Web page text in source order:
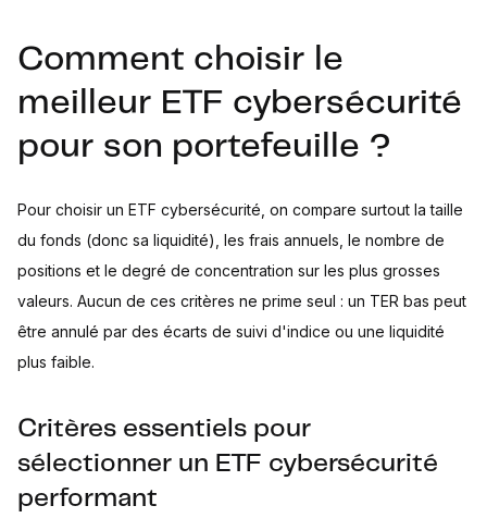
Comment choisir le
meilleur ETF cybersécurité
pour son portefeuille ?
Pour choisir un ETF cybersécurité, on compare surtout la taille
du fonds (donc sa liquidité), les frais annuels, le nombre de
positions et le degré de concentration sur les plus grosses
valeurs. Aucun de ces critères ne prime seul : un TER bas peut
être annulé par des écarts de suivi d'indice ou une liquidité
plus faible.
Critères essentiels pour
sélectionner un ETF cybersécurité
performant